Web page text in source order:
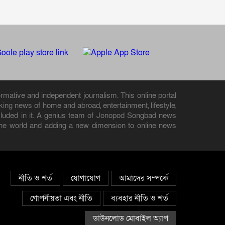
and independent journalism. This online portal
news of home and abroad, entertainment, lifestyle,
in it. A genius team of Jonopod Songbad news
world and adding a new dimension to online news
আমাদের সম্পর্কে
যোগাযোগ
নীতি ও শর্ত
ব্যবহার নীতি ও শর্ত
গোপনীয়তা এবং নীতি
ডাউনলোড মোবাইল অ্যাপ